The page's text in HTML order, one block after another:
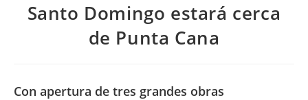
Santo Domingo estará cerca
de Punta Cana
Con apertura de tres grandes obras